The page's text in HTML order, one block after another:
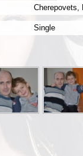
Cherepovets,
Single